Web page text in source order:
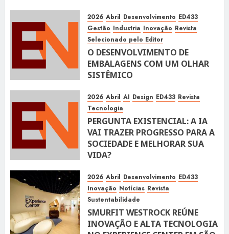
2026 Abril Desenvolvimento ED433
Gestão Industria Inovação Revista
Selecionado pelo Editor
O DESENVOLVIMENTO DE
EMBALAGENS COM UM OLHAR
SISTÊMICO
2026 Abril AI Design ED433 Revista
Tecnologia
PERGUNTA EXISTENCIAL: A IA
VAI TRAZER PROGRESSO PARA A
SOCIEDADE E MELHORAR SUA
VIDA?
2026 Abril Desenvolvimento ED433
Inovação Notícias Revista
Sustentabilidade
SMURFIT WESTROCK REÚNE
INOVAÇÃO E ALTA TECNOLOGIA